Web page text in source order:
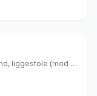
afstand til stranden ca. 50 meter (sandstrand, liggestole (mod betaling) , parasol (mod betaling) ), Grækenland